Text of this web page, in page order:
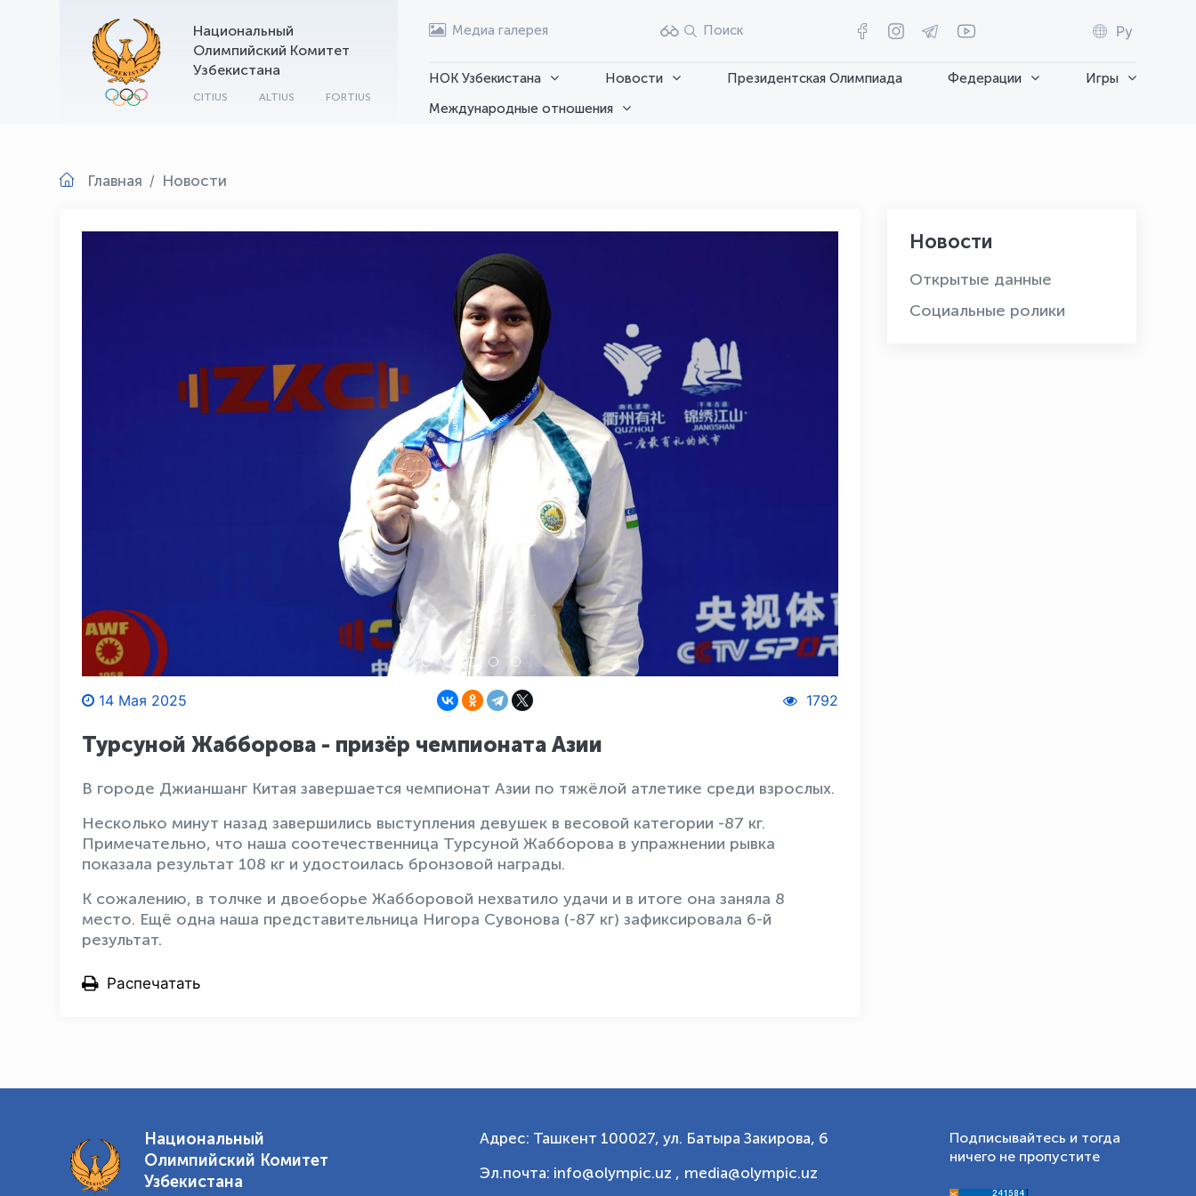
Национальный
Олимпийский Комитет
Узбекистана
CITIUS ALTIUS FORTIUS
Медиа галерея Поиск Ру
НОК Узбекистана Новости Президентская Олимпиада Федерации
Игры
Международные отношения
Главная Новости
14 Мая 2025 1792
Турсуной Жабборова - призёр чемпионата Азии
В городе Джианшанг Китая завершается чемпионат Азии по тяжёлой атлетике среди взрослых.
Несколько минут назад завершились выступления девушек в весовой категории -87 кг.
Примечательно, что наша соотечественница Турсуной Жабборова в упражнении рывка
показала результат 108 кг и удостоилась бронзовой награды.
К сожалению, в толчке и двоеборье Жабборовой нехватило удачи и в итоге она заняла 8
место. Ещё одна наша представительница Нигора Сувонова (-87 кг) зафиксировала 6-й
результат.
Распечатать
Новости
Открытые данные
Социальные ролики
Национальный
Олимпийский Комитет
Узбекистана
Адрес: Ташкент 100027, ул. Батыра Закирова, 6
Эл.почта: info@olympic.uz , media@olympic.uz
Подписывайтесь и тогда
ничего не пропустите